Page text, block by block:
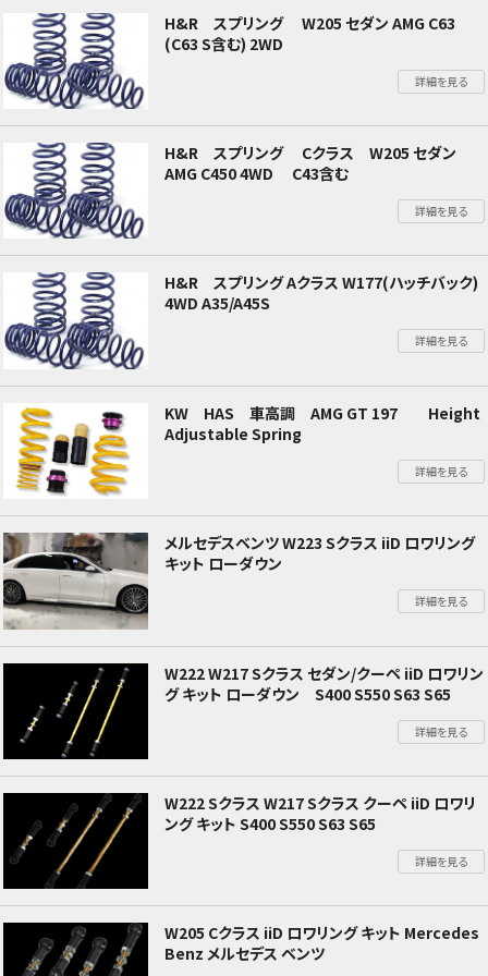
H&R スプリング W205 セダン AMG C63
(C63 S含む) 2WD
詳細を見る
H&R スプリング Cクラス W205 セダン
AMG C450 4WD C43含む
詳細を見る
H&R スプリング Aクラス W177(ハッチバック)
4WD A35/A45S
詳細を見る
KW HAS 車高調 AMG GT 197 Height
Adjustable Spring
詳細を見る
メルセデスベンツ W223 Sクラス iiD ロワリング
キット ローダウン
詳細を見る
W222 W217 Sクラス セダン/クーペ iiD ロワリン
グ キット ローダウン S400 S550 S63 S65
詳細を見る
W222 Sクラス W217 Sクラス クーペ iiD ロワリ
ング キット S400 S550 S63 S65
詳細を見る
W205 Cクラス iiD ロワリング キット Mercedes
Benz メルセデス ベンツ